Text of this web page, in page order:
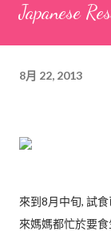
Japanese
8月 22, 2013
來到8月中旬, 試
來媽媽都忙於要